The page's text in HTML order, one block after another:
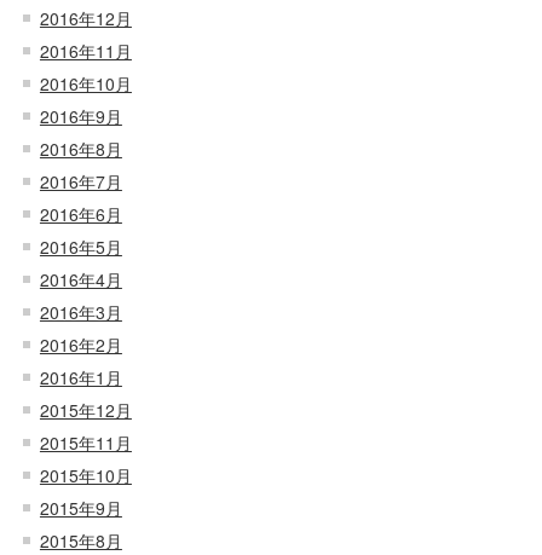
2016年12月
2016年11月
2016年10月
2016年9月
2016年8月
2016年7月
2016年6月
2016年5月
2016年4月
2016年3月
2016年2月
2016年1月
2015年12月
2015年11月
2015年10月
2015年9月
2015年8月